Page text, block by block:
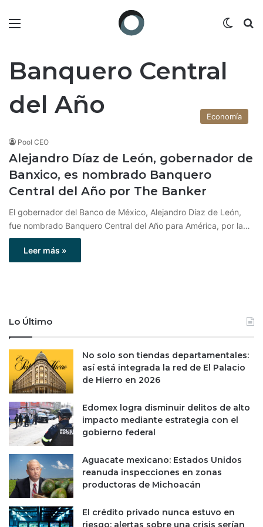
Banquero Central
del Año
Economía
Pool CEO
Alejandro Díaz de León, gobernador de
Banxico, es nombrado Banquero
Central del Año por The Banker
El gobernador del Banco de México, Alejandro Díaz de León,
fue nombrado Banquero Central del Año para América, por la…
Leer más »
Lo Último
No solo son tiendas departamentales:
así está integrada la red de El Palacio
de Hierro en 2026
Edomex logra disminuir delitos de alto
impacto mediante estrategia con el
gobierno federal
Aguacate mexicano: Estados Unidos
reanuda inspecciones en zonas
productoras de Michoacán
El crédito privado nunca estuvo en
riesgo; alertas sobre una crisis serían